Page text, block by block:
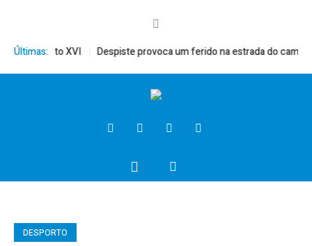
Últimas:
Bento XVI Despiste provoca um ferido na estrada do campo
DESPORTO